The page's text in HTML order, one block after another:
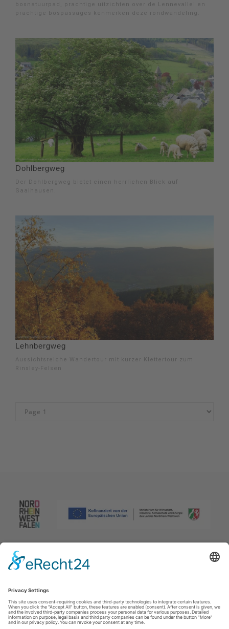
bosnatuurpad, prachtige uitzichten over de Lennevallei en
prachtige bospassages kenmerken deze rondwandeling.
Dohlbergweg
Der Dohlbergweg bietet einen herrlichen Blick auf
Saalhausen.
Lehnbergweg
Aussichtsreiche Wandertour mit kurzer Klettertour zum
Rinsley-Felsen
Afdruk|Privacybeleid|Verklaring van toegankelijkheid|Neem
contact met ons op